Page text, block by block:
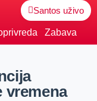
Santos uživo
Zabava
vremena